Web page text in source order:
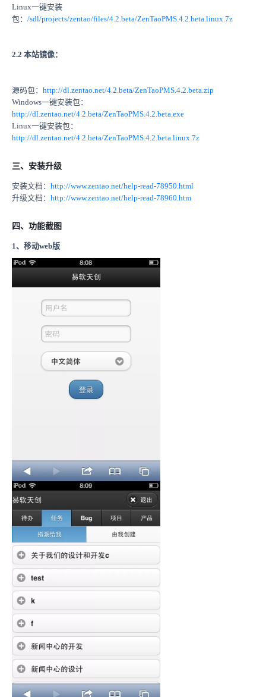
Linux一键安装
包： /sdl/projects/zentao/files/4.2.beta/ZenTaoPMS.4.2.beta.linux.7z
2.2 本站镜像：
源码包： http://dl.zentao.net/4.2.beta/ZenTaoPMS.4.2.beta.zip
Windows一键安装包：
http://dl.zentao.net/4.2.beta/ZenTaoPMS.4.2.beta.exe
Linux一键安装包：
http://dl.zentao.net/4.2.beta/ZenTaoPMS.4.2.beta.linux.7z
三、安装升级
安装文档： http://www.zentao.net/help-read-78950.html
升级文档： http://www.zentao.net/help-read-78960.htm
四、功能截图
1、移动web版